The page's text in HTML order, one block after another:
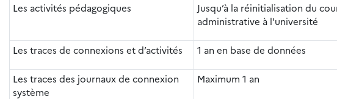
Les activités pédagogiques
Jusqu’à la réinitialisation du
administrative à l'université
Les traces de connexions et d’activités 1 an en base de données
Les traces des journaux de connexion
système
Maximum 1 an